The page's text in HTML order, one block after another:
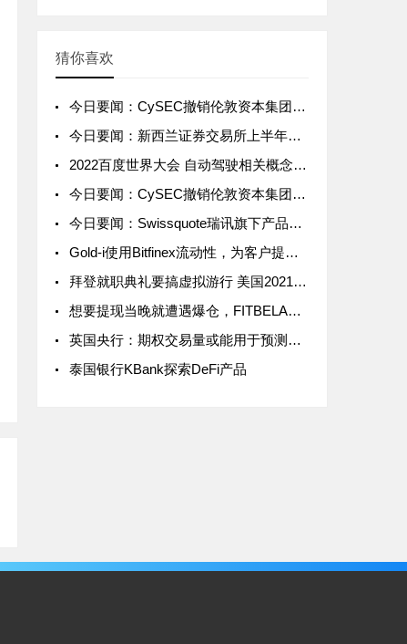
猜你喜欢
今日要闻：CySEC撤销伦敦资本集团（塞浦路斯）的CIF牌照；TMGM与意大利传奇门将吉安路易吉·布冯合作；Britannia Global Markets推出新的主经纪业务解决方案....
今日要闻：新西兰证券交易所上半年净利润同比下降16%；eToro与英国阿斯顿维拉足球俱乐部签署赞助协议；FCA对ICM Capetal、www.longleafmanagement.co.uk和Int
2022百度世界大会 自动驾驶相关概念股一览
今日要闻：CySEC撤销伦敦资本集团（塞浦路斯）的CIF牌照；TMGM与意大利传奇门将吉安路易吉·布冯合作；Britannia Global Markets推出新的主经纪业务解决方案....
今日要闻：Swissquote瑞讯旗下产品Yuh推出碎股交易功能；ASIC取消Future Asset Management International的AFS牌照；GO Markets推出新经纪商品
Gold-i使用Bitfinex流动性，为客户提供数字代币交易服务
拜登就职典礼要搞虚拟游行 美国2021新总统上任具体哪一天？
想要提现当晚就遭遇爆仓，FITBELA这盘棋下的真“妙”
英国央行：期权交易量或能用于预测外汇市场的波动
泰国银行KBank探索DeFi产品